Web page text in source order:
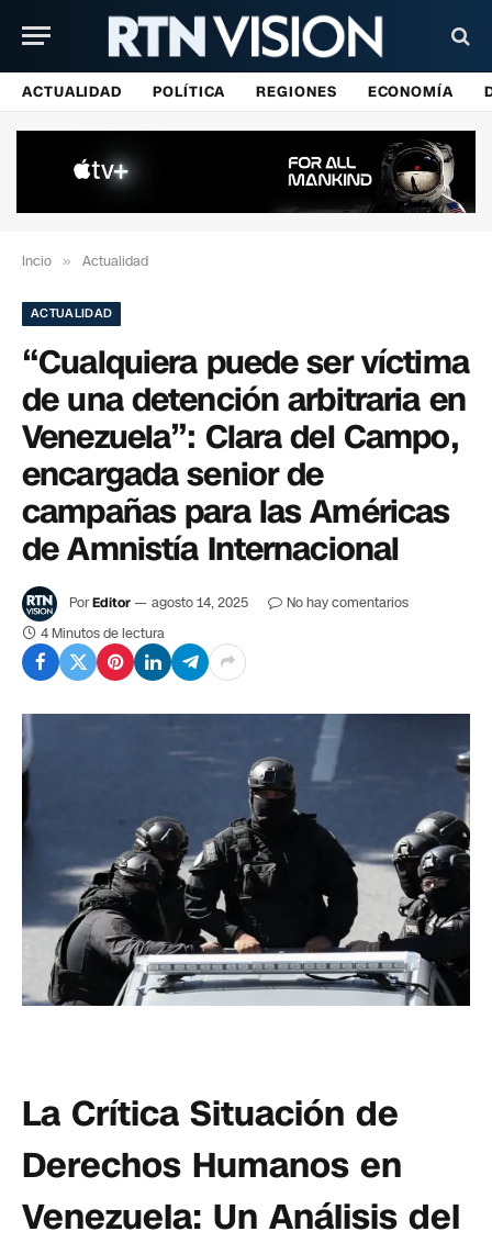
ACTUALIDAD POLÍTICA REGIONES ECONOMÍA
Incio » Actualidad
ACTUALIDAD
“Cualquiera puede ser víctima
de una detención arbitraria en
Venezuela”: Clara del Campo,
encargada senior de
campañas para las Américas
de Amnistía Internacional
PorEditor agosto 14, 2025
No hay comentarios
4 Minutos de lectura
La Crítica Situación de
Derechos Humanos en
Venezuela: Un Análisis del